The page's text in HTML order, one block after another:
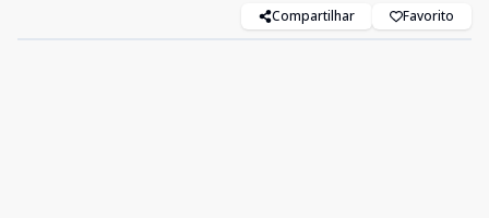
Compartilhar Favorito